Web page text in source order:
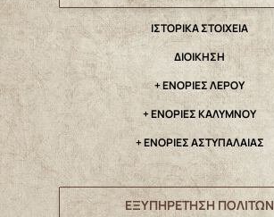
IΣΤΟΡΙΚΑ ΣΤΟΙΧΕΙΑ
ΔΙΟΙΚΗΣΗ
+ ΕΝΟΡΙΕΣ ΛΕΡΟΥ
+ ΕΝΟΡΙΕΣ ΚΑΛΥΜΝΟΥ
+ ΕΝΟΡΙΕΣ ΑΣΤΥΠΑΛΑΙΑΣ
ΕΞΥΠΗΡΕΤΗΣΗ ΠΟΛΙΤΩΝ